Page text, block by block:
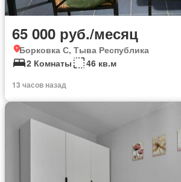
65 000 руб./месяц
Борковка С, Тыва Республика
2 Комнаты
46 кв.м
13 часов назад